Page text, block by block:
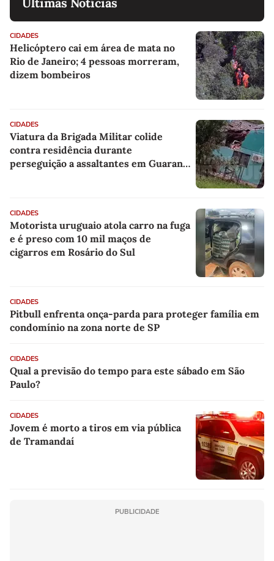
CIDADES
Helicóptero cai em área de mata no
Rio de Janeiro; 4 pessoas morreram,
dizem bombeiros
CIDADES
Viatura da Brigada Militar colide
contra residência durante
perseguição a assaltantes em Guarani
CIDADES
Motorista uruguaio atola carro na fuga
e é preso com 10 mil maços de
cigarros em Rosário do Sul
CIDADES
Pitbull enfrenta onça-parda para proteger família em
condomínio na zona norte de SP
CIDADES
Qual a previsão do tempo para este sábado em São
Paulo?
CIDADES
Jovem é morto a tiros em via pública
de Tramandaí
PUBLICIDADE